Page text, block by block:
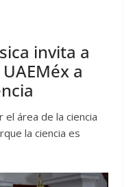
invita a
a
área de la ciencia
la ciencia es